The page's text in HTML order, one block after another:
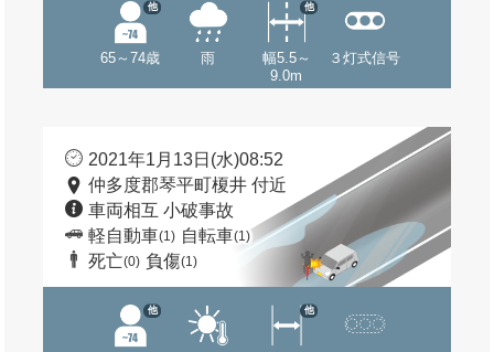
65～74歳
他
雨
幅5.5～
9.0m
他
３灯式信号
2021年1月13日(水)08:52
仲多度郡琴平町榎井 付近
車両相互 小破事故
軽自動車(1) 自転車(1)
死亡(0) 負傷(1)
他 他